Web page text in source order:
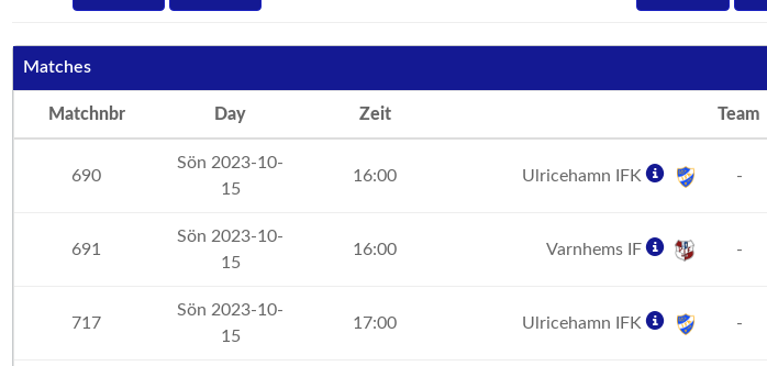
Matches
Matchnbr Day Zeit Team
690
Sön 2023-10-
15
16:00 Ulricehamn IFK -
691
Sön 2023-10-
15
16:00 Varnhems IF -
717
Sön 2023-10-
15
17:00 Ulricehamn IFK -